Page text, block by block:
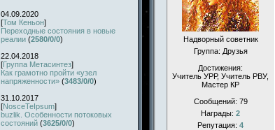
04.09.2020
[Том Кеньон]
Переходные состояния в новые
реалии (2580/0/0)
22.04.2018
[Группа Метасинтез]
Как грамотно пройти «узел
напряженности» (3483/0/0)
31.10.2017
[NosceTeIpsum]
buzlik. Особенности потоковых
состояний (3625/0/0)
Надворный советник
Группа: Друзья
Достижения:
Учитель УРР, Учитель РВУ,
Мастер КР
Сообщений: 79
Награды: 2
Репутация: 4